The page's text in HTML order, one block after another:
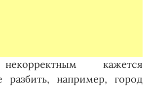
кажется
разбить, например, город